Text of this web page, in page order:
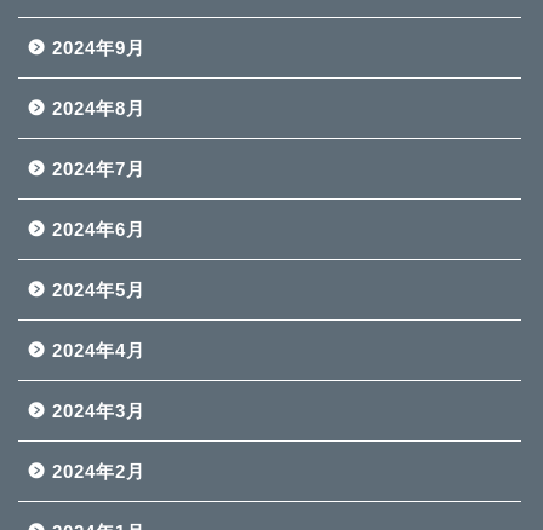
2024年9月
2024年8月
2024年7月
2024年6月
2024年5月
2024年4月
2024年3月
2024年2月